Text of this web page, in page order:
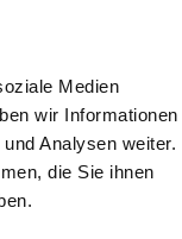
Medien
wir Informationen
Analysen weiter.
die Sie ihnen